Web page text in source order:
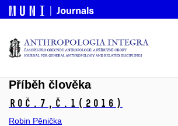
Příběh člověka
Roč.7, č.1 (2016)
Robin Pěnička